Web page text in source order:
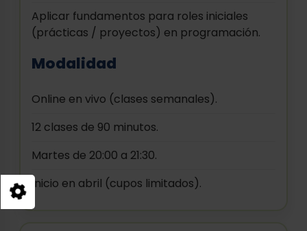
Aplicar fundamentos para roles iniciales
(prácticas / proyectos) en programación.
Modalidad
Online en vivo (clases semanales).
12 clases de 90 minutos.
Martes de 20:00 a 21:30.
Inicio en abril (cupos limitados).